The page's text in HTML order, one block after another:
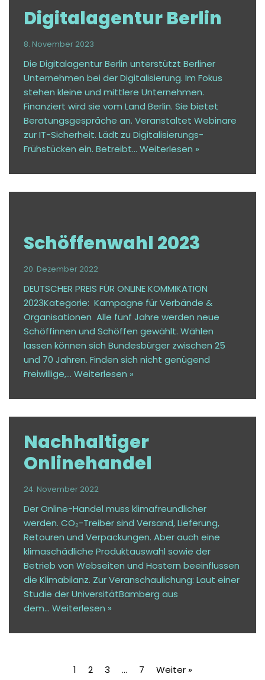
Digitalagentur Berlin
8. November 2023
Die Digitalagentur Berlin unterstützt Berliner
Unternehmen bei der Digitalisierung. Im Fokus
stehen kleine und mittlere Unternehmen.
Finanziert wird sie vom Land Berlin. Sie bietet
Beratungsgespräche an. Veranstaltet Webinare
zur IT-Sicherheit. Lädt zu Digitalisierungs-
Frühstücken ein. Betreibt… Weiterlesen »
Schöffenwahl 2023
20. Dezember 2022
DEUTSCHER PREIS FÜR ONLINE KOMMIKATION
2023Kategorie: Kampagne für Verbände &
Organisationen Alle fünf Jahre werden neue
Schöffinnen und Schöffen gewählt. Wählen
lassen können sich Bundesbürger zwischen 25
und 70 Jahren. Finden sich nicht genügend
Freiwillige,… Weiterlesen »
Nachhaltiger
Onlinehandel
24. November 2022
Der Online-Handel muss klimafreundlicher
werden. CO₂-Treiber sind Versand, Lieferung,
Retouren und Verpackungen. Aber auch eine
klimaschädliche Produktauswahl sowie der
Betrieb von Webseiten und Hostern beeinflussen
die Klimabilanz. Zur Veranschaulichung: Laut einer
Studie der UniversitätBamberg aus
dem… Weiterlesen »
1 2 3 … 7 Weiter »